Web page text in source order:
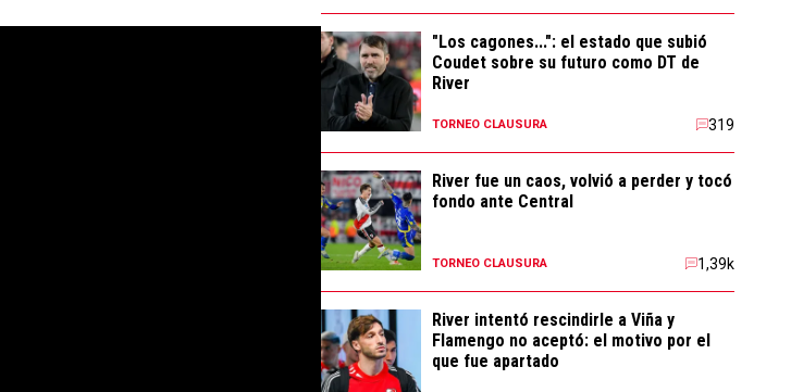
"Los cagones...": el estado que subió
Coudet sobre su futuro como DT de
River
TORNEO CLAUSURA 319
River fue un caos, volvió a perder y tocó
fondo ante Central
TORNEO CLAUSURA 1,39k
River intentó rescindirle a Viña y
Flamengo no aceptó: el motivo por el
que fue apartado